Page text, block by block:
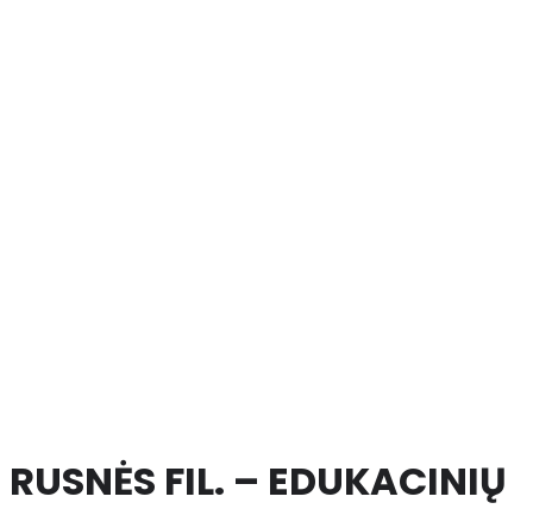
RUSNĖS FIL. – EDUKACINIŲ